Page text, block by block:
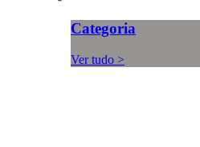
Categoria
Ver tudo >